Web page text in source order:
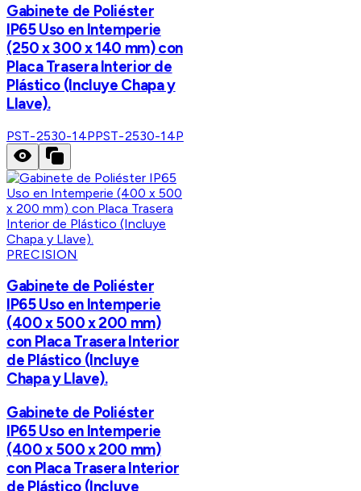
Gabinete de Poliéster
IP65 Uso en Intemperie
(250 x 300 x 140 mm) con
Placa Trasera Interior de
Plástico (Incluye Chapa y
Llave).
PST-2530-14PPST-2530-14P
PRECISION
Gabinete de Poliéster
IP65 Uso en Intemperie
(400 x 500 x 200 mm)
con Placa Trasera Interior
de Plástico (Incluye
Chapa y Llave).
Gabinete de Poliéster
IP65 Uso en Intemperie
(400 x 500 x 200 mm)
con Placa Trasera Interior
de Plástico (Incluye